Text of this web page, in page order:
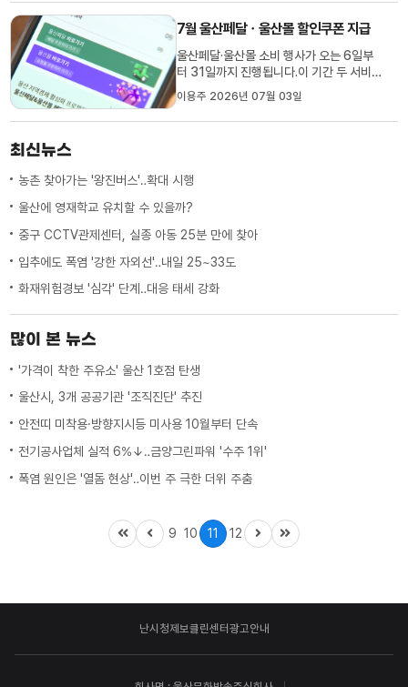
특히 중동산 원유 반입 비중이 전체의
84.1%를 차지해 전월 대비 29%p 상승
했습니다.한편 올해 상반기 울산항 원유
누...
7월 울산페달ㆍ울산몰 할인쿠폰 지급
울산페달·울산몰 소비 행사가 오는 6일부
터 31일까지 진행됩니다.이 기간 두 서비
스에서 2만원 이상 결제하면 5천원 할인쿠
폰이 선착순으로 제공되고 울산페이를 사
용하면 최대 18%의 적립금이 지급됩니다.
이용주 2026년 07월 03일
최신뉴스
농촌 찾아가는 '왕진버스'‥확대 시행
울산에 영재학교 유치할 수 있을까?
중구 CCTV관제센터, 실종 아동 25분 만에 찾아
입추에도 폭염 '강한 자외선'‥내일 25~33도
화재위험경보 '심각' 단계‥대응 태세 강화
많이 본 뉴스
'가격이 착한 주유소' 울산 1호점 탄생
울산시, 3개 공공기관 '조직진단' 추진
안전띠 미착용·방향지시등 미사용 10월부터 단속
전기공사업체 실적 6%↓‥금양그린파워 '수주 1위'
폭염 원인은 '열돔 현상'‥이번 주 극한 더위 주춤
9 10 11 12
난시청제보클린센터광고안내